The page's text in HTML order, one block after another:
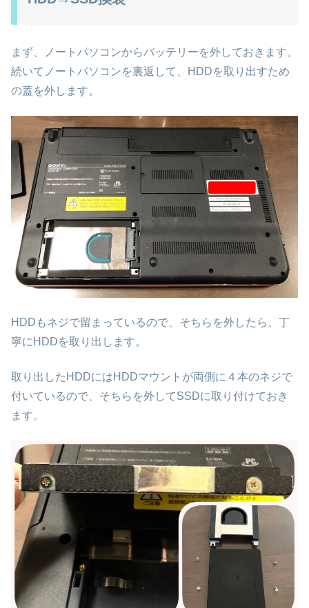
まず、ノートパソコンからバッテリーを外しておきます。
続いてノートパソコンを裏返して、HDDを取り出すため
の蓋を外します。
HDDもネジで留まっているので、そちらを外したら、丁
寧にHDDを取り出します。
取り出したHDDにはHDDマウントが両側に４本のネジで
付いているので、そちらを外してSSDに取り付けておき
ます。